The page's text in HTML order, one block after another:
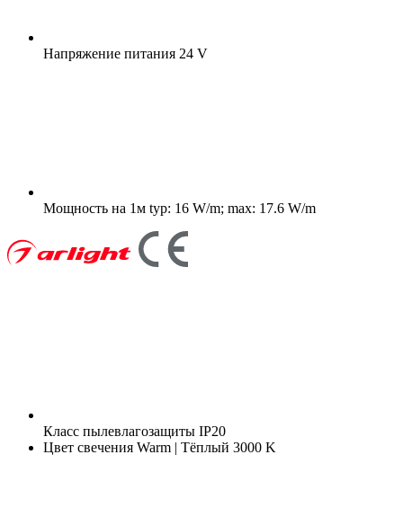
Напряжение питания 24 V
Мощность на 1м typ: 16 W/m; max: 17.6 W/m
Класс пылевлагозащиты IP20
Цвет свечения Warm | Тёплый 3000 K